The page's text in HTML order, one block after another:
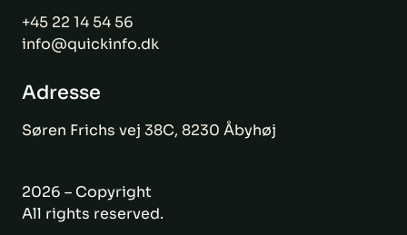
+45 22 14 54 56
info@quickinfo.dk
Adresse
Søren Frichs vej 38C, 8230 Åbyhøj
2026 – Copyright
All rights reserved.